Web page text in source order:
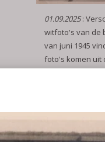
01.09.2025:
witfoto's van de
van juni 1945
foto's komen uit